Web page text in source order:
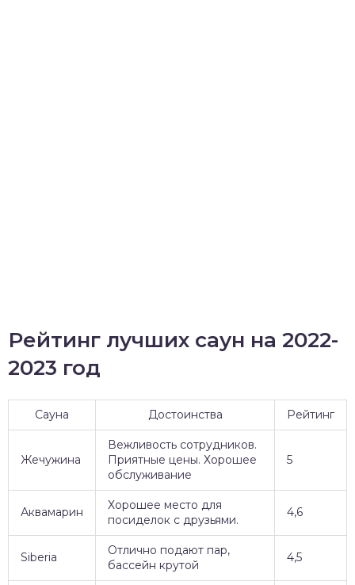
Рейтинг лучших саун на 2022-
2023 год
Сауна Достоинства Рейтинг
Жечужина
Вежливость сотрудников.
Приятные цены. Хорошее
обслуживание
5
Аквамарин
Хорошее место для
посиделок с друзьями.
4,6
Siberia
Отлично подают пар,
бассейн крутой
4,5